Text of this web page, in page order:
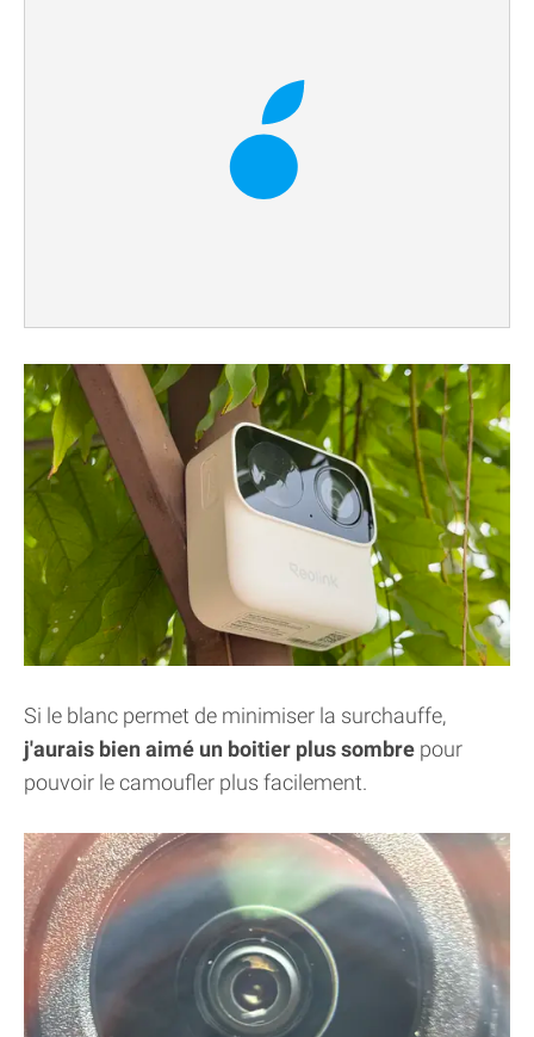
Si le blanc permet de minimiser la surchauffe,
j'aurais bien aimé un boitier plus sombre pour
pouvoir le camoufler plus facilement.